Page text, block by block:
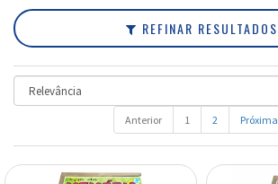
REFINAR RESULTADOS
Marcas
Faixa
de
Preço
Anterior 1 2 Próxima